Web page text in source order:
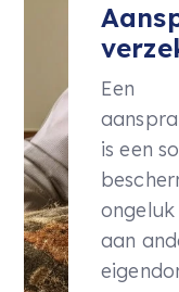
Een
is een
aan